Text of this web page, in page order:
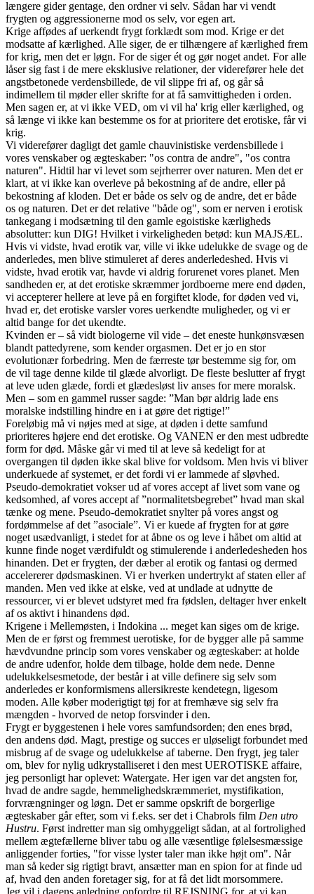
længere gider gentage, den ordner vi selv. Sådan har vi vendt
frygten og aggressionerne mod os selv, vor egen art.
Krige affødes af uerkendt frygt forklædt som mod. Krige er det
modsatte af kærlighed. Alle siger, de er tilhængere af kærlighed frem
for krig, men det er løgn. For de siger ét og gør noget andet. For alle
låser sig fast i de mere eksklusive relationer, der viderefører hele det
angstbetonede verdensbillede, de vil slippe fri af, og går så
indimellem til møder eller skrifte for at få samvittigheden i orden.
Men sagen er, at vi ikke VED, om vi vil ha' krig eller kærlighed, og
så længe vi ikke kan bestemme os for at prioritere det erotiske, får vi
krig.
Vi viderefører dagligt det gamle chauvinistiske verdensbillede i
vores venskaber og ægteskaber: "os contra de andre", "os contra
naturen". Hidtil har vi levet som sejrherrer over naturen. Men det er
klart, at vi ikke kan overleve på bekostning af de andre, eller på
bekostning af kloden. Det er både os selv og de andre, det er både
os og naturen. Det er det relative "både og", som er nerven i erotisk
tankegang i modsætning til den gamle egoistiske kærligheds
absolutter: kun DIG! Hvilket i virkeligheden betød: kun MAJSÆL.
Hvis vi vidste, hvad erotik var, ville vi ikke udelukke de svage og de
anderledes, men blive stimuleret af deres anderledeshed. Hvis vi
vidste, hvad erotik var, havde vi aldrig forurenet vores planet. Men
sandheden er, at det erotiske skræmmer jordboerne mere end døden,
vi accepterer hellere at leve på en forgiftet klode, for døden ved vi,
hvad er, det erotiske varsler vores uerkendte muligheder, og vi er
altid bange for det ukendte.
Kvinden er – så vidt biologerne vil vide – det eneste hunkønsvæsen
blandt pattedyrene, som kender orgasmen. Det er jo en stor
evolutionær forbedring. Men de færreste tør bestemme sig for, om
de vil tage denne kilde til glæde alvorligt. De fleste beslutter af frygt
at leve uden glæde, fordi et glædesløst liv anses for mere moralsk.
Men – som en gammel russer sagde: ”Man bør aldrig lade ens
moralske indstilling hindre en i at gøre det rigtige!”
Foreløbig må vi nøjes med at sige, at døden i dette samfund
prioriteres højere end det erotiske. Og VANEN er den mest udbredte
form for død. Måske går vi med til at leve så kedeligt for at
overgangen til døden ikke skal blive for voldsom. Men hvis vi bliver
underkuede af systemet, er det fordi vi er lammede af sløvhed.
Pseudo-demokratiet vokser ud af vores accept af livet som vane og
kedsomhed, af vores accept af ”normalitetsbegrebet” hvad man skal
tænke og mene. Pseudo-demokratiet snylter på vores angst og
fordømmelse af det ”asociale”. Vi er kuede af frygten for at gøre
noget usædvanligt, i stedet for at åbne os og leve i håbet om altid at
kunne finde noget værdifuldt og stimulerende i anderledesheden hos
hinanden. Det er frygten, der dæber al erotik og fantasi og dermed
accelererer dødsmaskinen. Vi er hverken undertrykt af staten eller af
manden. Men ved ikke at elske, ved at undlade at udnytte de
ressourcer, vi er blevet udstyret med fra fødslen, deltager hver enkelt
af os aktivt i hinandens død.
Krigene i Mellemøsten, i Indokina ... meget kan siges om de krige.
Men de er først og fremmest uerotiske, for de bygger alle på samme
hævdvundne princip som vores venskaber og ægteskaber: at holde
de andre udenfor, holde dem tilbage, holde dem nede. Denne
udelukkelsesmetode, der består i at ville definere sig selv som
anderledes er konformismens allersikreste kendetegn, ligesom
moden. Alle køber moderigtigt tøj for at fremhæve sig selv fra
mængden - hvorved de netop forsvinder i den.
Frygt er byggestenen i hele vores samfundsorden; den enes brød,
den andens død. Magt, prestige og succes er uløseligt forbundet med
misbrug af de svage og udelukkelse af taberne. Den frygt, jeg taler
om, blev for nylig udkrystalliseret i den mest UEROTISKE affaire,
jeg personligt har oplevet: Watergate. Her igen var det angsten for,
hvad de andre sagde, hemmelighedskræmmeriet, mystifikation,
forvrængninger og løgn. Det er samme opskrift de borgerlige
ægteskaber går efter, som vi f.eks. ser det i Chabrols film Den utro
Hustru. Først indretter man sig omhyggeligt sådan, at al fortrolighed
mellem ægtefællerne bliver tabu og alle væsentlige følelsesmæssige
anliggender forties, "for visse lyster taler man ikke højt om". Når
man så keder sig rigtigt bravt, ansætter man en spion for at finde ud
af, hvad den anden foretager sig, for at få det lidt morsommere.
Jeg vil i dagens anledning opfordre til REJSNING for, at vi kan